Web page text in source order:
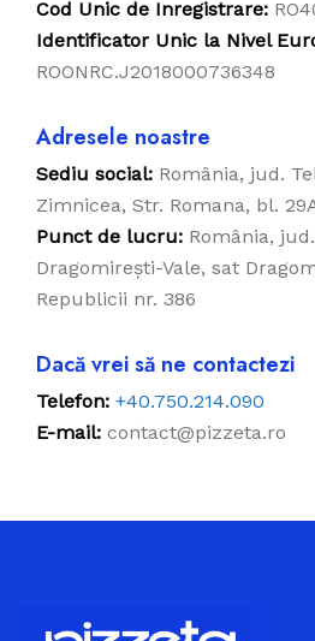
Cod Unic de Inregistrare:
Identificator Unic la Nivel
ROONRC.J2018000736348
Adresele noastre
Sediu social: România, jud.
Zimnicea, Str. Romana, bl.
Punct de lucru: România,
Dragomirești-Vale, sat
Republicii nr. 386
Dacă vrei să ne contactezi
Telefon: +40.750.214.090
E-mail: contact@pizzeta.ro